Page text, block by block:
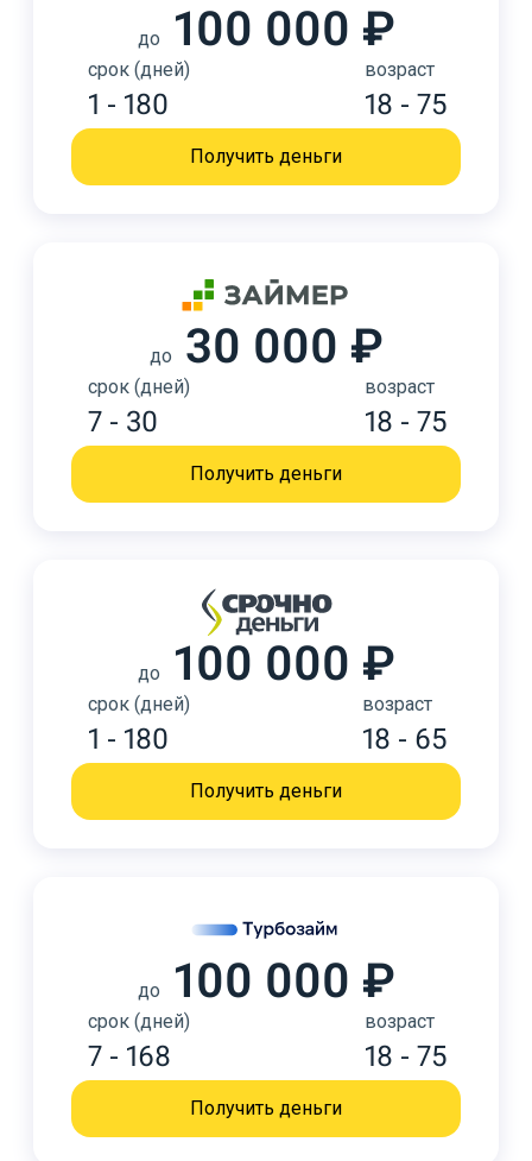
до 100 000 ₽
срок (дней)
1 - 180
возраст
18 - 75
Получить деньги
до 30 000 ₽
срок (дней)
7 - 30
возраст
18 - 75
Получить деньги
до 100 000 ₽
срок (дней)
1 - 180
возраст
18 - 65
Получить деньги
до 100 000 ₽
срок (дней)
7 - 168
возраст
18 - 75
Получить деньги